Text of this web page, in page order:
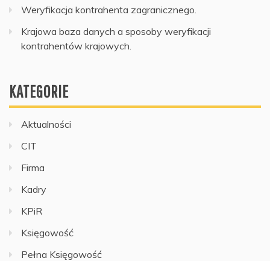
Weryfikacja kontrahenta zagranicznego.
Krajowa baza danych a sposoby weryfikacji
kontrahentów krajowych.
KATEGORIE
Aktualności
CIT
Firma
Kadry
KPiR
Księgowość
Pełna Księgowość